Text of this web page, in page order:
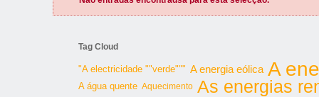
Tag Cloud
"A electricidade ""verde""" A energia eólica A
A água quente Aquecimento As energias